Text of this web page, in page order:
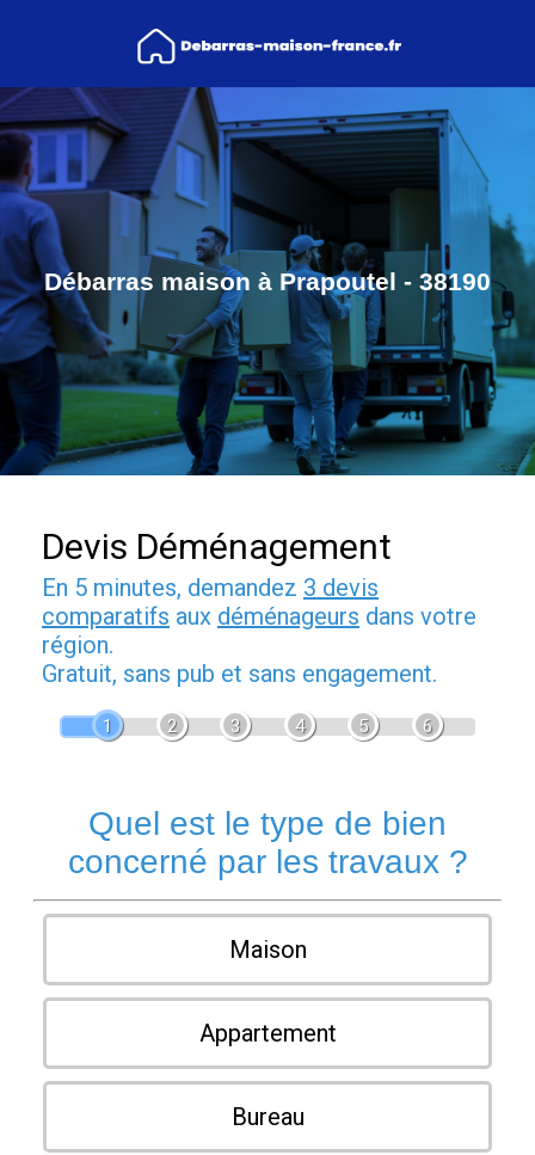
Débarras maison à Prapoutel - 38190
Devis Déménagement
En 5 minutes, demandez 3 devis
comparatifs aux déménageurs dans votre
région.
Gratuit, sans pub et sans engagement.
1 2 3 4 5 6
Quel est le type de bien
concerné par les travaux ?
Maison
Appartement
Bureau